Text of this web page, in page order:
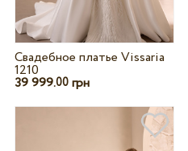
Свадебное платье Vissaria
1210
39 999.00грн